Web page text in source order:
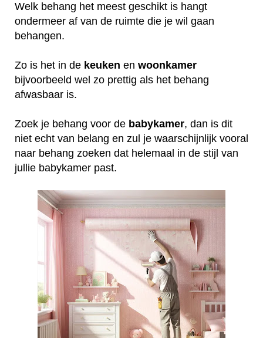
Welk behang het meest geschikt is hangt
ondermeer af van de ruimte die je wil gaan
behangen.
Zo is het in de keuken en woonkamer
bijvoorbeeld wel zo prettig als het behang
afwasbaar is.
Zoek je behang voor de babykamer, dan is dit
niet echt van belang en zul je waarschijnlijk vooral
naar behang zoeken dat helemaal in de stijl van
jullie babykamer past.